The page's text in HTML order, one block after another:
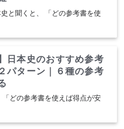
と聞くと、 「どの参考書を使
日本史のおすすめ参考
パターン｜６種の参考
「どの参考書を使えば得点が安